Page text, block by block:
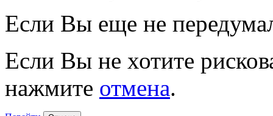
Если Вы еще не
Если Вы не хотите
нажмите отмена.